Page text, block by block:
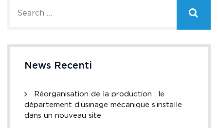
News Recenti
Réorganisation de la production : le
département d’usinage mécanique s’installe
dans un nouveau site